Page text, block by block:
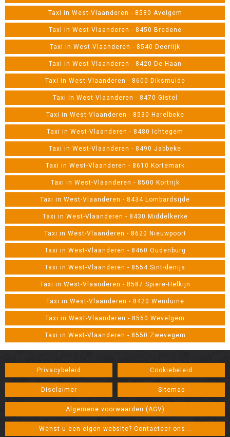
Taxi in West-Vlaanderen - 8580 Avelgem
Taxi in West-Vlaanderen - 8450 Bredene
Taxi in West-Vlaanderen - 8540 Deerlijk
Taxi in West-Vlaanderen - 8420 De-Haan
Taxi in West-Vlaanderen - 8600 Diksmuide
Taxi in West-Vlaanderen - 8470 Gistel
Taxi in West-Vlaanderen - 8530 Harelbeke
Taxi in West-Vlaanderen - 8480 Ichtegem
Taxi in West-Vlaanderen - 8490 Jabbeke
Taxi in West-Vlaanderen - 8610 Kortemark
Taxi in West-Vlaanderen - 8500 Kortrijk
Taxi in West-Vlaanderen - 8434 Lombardsijde
Taxi in West-Vlaanderen - 8430 Middelkerke
Taxi in West-Vlaanderen - 8620 Nieuwpoort
Taxi in West-Vlaanderen - 8460 Oudenburg
Taxi in West-Vlaanderen - 8554 Sint-denijs
Taxi in West-Vlaanderen - 8587 Spiere-Helkijn
Taxi in West-Vlaanderen - 8420 Wenduine
Taxi in West-Vlaanderen - 8560 Wevelgem
Taxi in West-Vlaanderen - 8550 Zwevegem
Privacybeleid Cookiebeleid
Disclaimer Sitemap
Algemene voorwaarden (AGV)
Wenst u een eigen website? Contacteer ons...